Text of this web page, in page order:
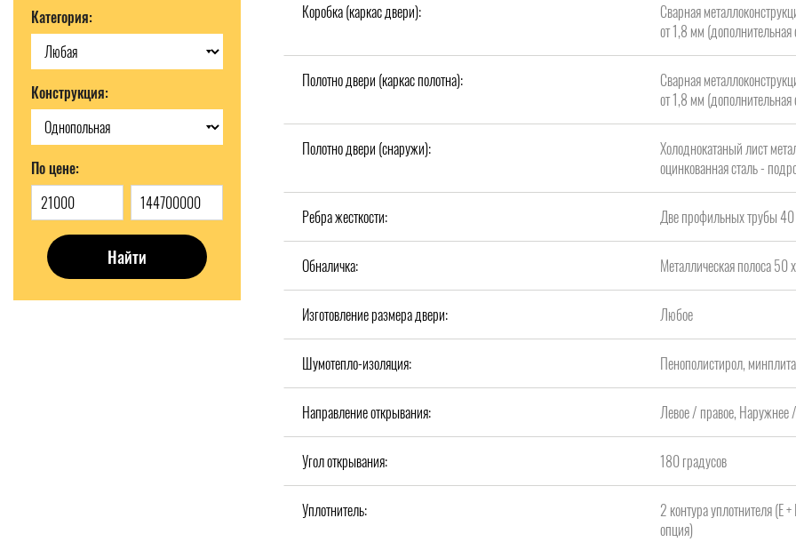
Категория:
Конструкция:
По цене:
Найти
Коробка (каркас двери):
Сварная
от 1,8 мм
Полотно двери (каркас полотна):
Сварная
от 1,8 мм
Полотно двери (снаружи):
Холоднокатаный лист
оцинкованная сталь -
Ребра жесткости: Две профильных трубы
Обналичка: Металлическая полоса 50
Изготовление размера двери: Любое
Шумотепло-изоляция: Пенополистирол, минплита
Направление открывания: Левое / правое, Наружнее
Угол открывания: 180 градусов
Уплотнитель:
2 контура уплотнителя (Е
опция)